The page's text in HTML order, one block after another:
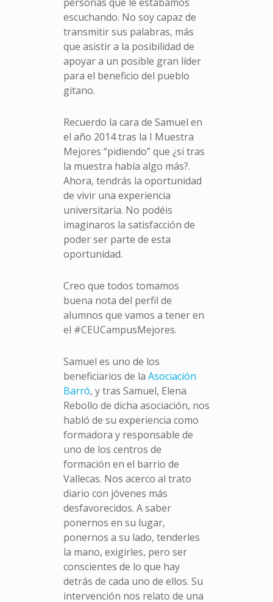
escuchando. No soy capaz de
transmitir sus palabras, más
que asistir a la posibilidad de
apoyar a un posible gran líder
para el beneficio del pueblo
gitano.
Recuerdo la cara de Samuel en
el año 2014 tras la I Muestra
Mejores “pidiendo” que ¿si tras
la muestra había algo más?.
Ahora, tendrás la oportunidad
de vivir una experiencia
universitaria. No podéis
imaginaros la satisfacción de
poder ser parte de esta
oportunidad.
Creo que todos tomamos
buena nota del perfil de
alumnos que vamos a tener en
el #CEUCampusMejores.
Samuel es uno de los
beneficiarios de la Asociación
Barró, y tras Samuel, Elena
Rebollo de dicha asociación, nos
habló de su experiencia como
formadora y responsable de
uno de los centros de
formación en el barrio de
Vallecas. Nos acerco al trato
diario con jóvenes más
desfavorecidos. A saber
ponernos en su lugar,
ponernos a su lado, tenderles
la mano, exigirles, pero ser
conscientes de lo que hay
detrás de cada uno de ellos. Su
intervención nos relato de una